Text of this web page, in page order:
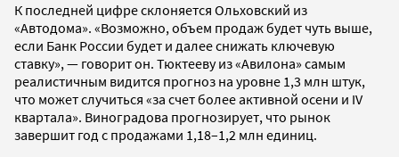
К последней цифре склоняется Ольховский из
«Автодома». «Возможно, объем продаж будет чуть выше,
если Банк России будет и далее снижать ключевую
ставку», — говорит он. Тюктееву из «Авилона» самым
реалистичным видится прогноз на уровне 1,3 млн штук,
что может случиться «за счет более активной осени и IV
квартала». Виноградова прогнозирует, что рынок
завершит год с продажами 1,18–1,2 млн единиц.